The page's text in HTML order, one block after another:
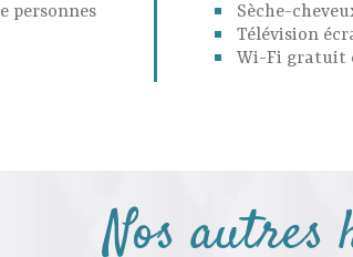
personnes
Sèche-
Télévision
Wi-Fi gratuit
Nos autres